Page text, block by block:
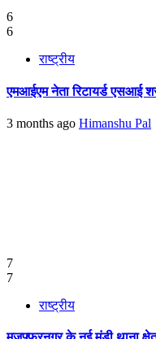
6
6
राष्ट्रीय
एमआईएम नेता रिटायर्ड एसआई
3 months ago Himanshu Pal
7
7
राष्ट्रीय